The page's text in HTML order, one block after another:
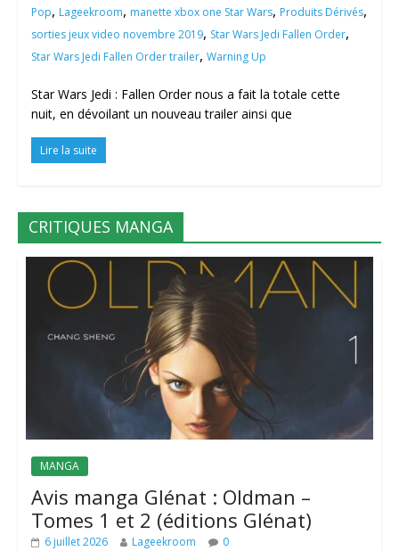
Pop, Lageekroom, manette xbox one Star Wars, Produits Dérivés,
sorties jeux video novembre 2019, Star Wars Jedi Fallen Order,
Star Wars Jedi Fallen Order trailer, Warning Up
Star Wars Jedi : Fallen Order nous a fait la totale cette
nuit, en dévoilant un nouveau trailer ainsi que
Lire la suite
CRITIQUES MANGA
MANGA
Avis manga Glénat : Oldman –
Tomes 1 et 2 (éditions Glénat)
6 juillet 2026 Lageekroom 0